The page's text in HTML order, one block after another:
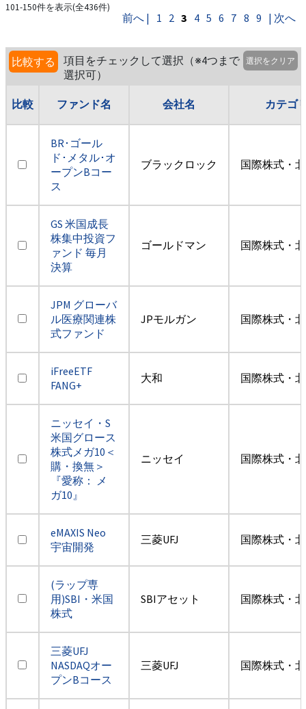
101-150件を表示(全436件)
前へ | 1 2 3 4 5 6 7 8 9 | 次へ
比較する
項目をチェックして選択（※4つまで
選択可）
選択をクリア
比較 ファンド名 会社名 カテゴ
BR･ゴール
ド･メタル･オ
ープンBコー
ス
ブラックロック 国際株式・
GS 米国成長
株集中投資フ
ァンド 毎月
決算
ゴールドマン 国際株式・
JPM グローバ
ル医療関連株
式ファンド
JPモルガン 国際株式・
iFreeETF
FANG+
大和 国際株式・
ニッセイ・S
米国グロース
株式メガ10＜
購・換無＞
『愛称： メ
ガ10』
ニッセイ 国際株式・
eMAXIS Neo
宇宙開発
三菱UFJ 国際株式・
(ラップ専
用)SBI・米国
株式
SBIアセット 国際株式・
三菱UFJ
NASDAQオー
プンBコース
三菱UFJ 国際株式・